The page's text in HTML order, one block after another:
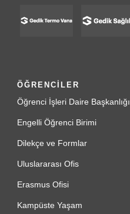
ÖĞRENCİLER
Öğrenci İşleri Daire Başkanlığı
Engelli Öğrenci Birimi
Dilekçe ve Formlar
Uluslararası Ofis
Erasmus Ofisi
Kampüste Yaşam